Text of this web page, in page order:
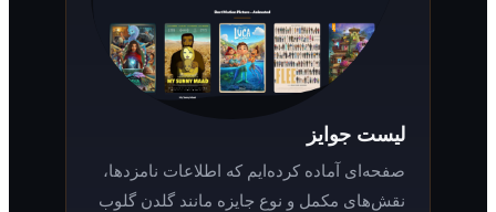
لیست جوایز
صفحه‌ای آماده کرده‌ایم که اطلاعات نامزدها،
نقش‌های مکمل و نوع جایزه مانند گلدن گلوب